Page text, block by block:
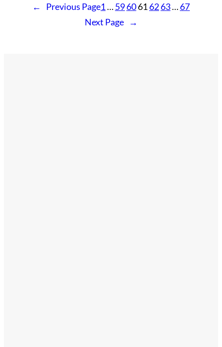
←
Previous Page1…5960616263…67
Next Page
→